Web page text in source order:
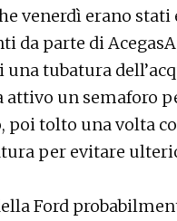
venerdì erano
da parte di
tubatura
un semaforo
poi tolto una volta
per evitare
Ford